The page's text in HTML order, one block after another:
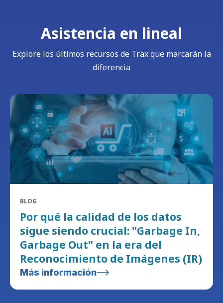
Asistencia en lineal
Explore los últimos recursos de Trax que marcarán la
diferencia
BLOG
Por qué la calidad de los datos
sigue siendo crucial: "Garbage In,
Garbage Out" en la era del
Reconocimiento de Imágenes (IR)
Más información